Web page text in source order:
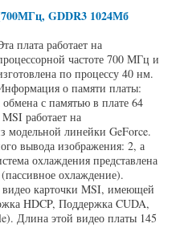
GDDR3 1024Мб
плата работает на
частоте 700 МГц и
по процессу 40 нм.
о памяти платы:
с памятью в плате 64
работает на
модельной линейки GeForce.
вывода изображения: 2, а
охлаждения представлена
охлаждение).
карточки MSI, имеющей
HDCP, Поддержка CUDA,
Длина этой видео платы 145